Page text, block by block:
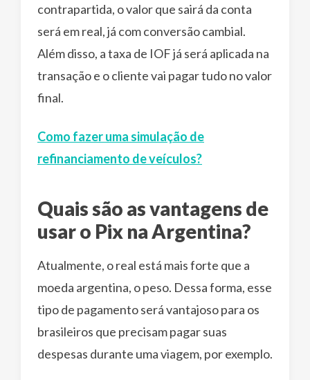
contrapartida, o valor que sairá da conta
será em real, já com conversão cambial.
Além disso, a taxa de IOF já será aplicada na
transação e o cliente vai pagar tudo no valor
final.
Como fazer uma simulação de
refinanciamento de veículos?
Quais são as vantagens de
usar o Pix na Argentina?
Atualmente, o real está mais forte que a
moeda argentina, o peso. Dessa forma, esse
tipo de pagamento será vantajoso para os
brasileiros que precisam pagar suas
despesas durante uma viagem, por exemplo.